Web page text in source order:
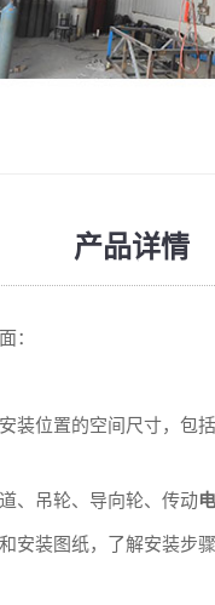
产品详情
：
位置的空间尺寸，包
、吊轮、导向轮、传动
装图纸，了解安装步